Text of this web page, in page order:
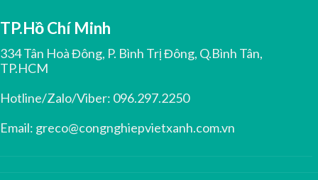
TP.Hồ Chí Minh
334 Tân Hoà Đông, P. Bình Trị Đông, Q.Bình Tân,
TP.HCM
Hotline/Zalo/Viber: 096.297.2250
Email: greco@congnghiepvietxanh.com.vn